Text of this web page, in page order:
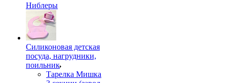
Ниблеры
Силиконовая детская
посуда, нагрудники,
поильник
Тарелка Мишка